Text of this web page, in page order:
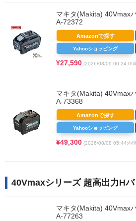
マキタ(Makita) 40Vmax
A-72372
¥27,590 (2026/08/09 00:24:05
Amazonで探す
Yahooショッピング
マキタ(Makita) 40Vmax
A-73368
¥49,300 (2026/08/08 05:44:44
Amazonで探す
Yahooショッピング
40Vmaxシリーズ 超高出力Hバ
マキタ(Makita) 40Vmax
A-77263